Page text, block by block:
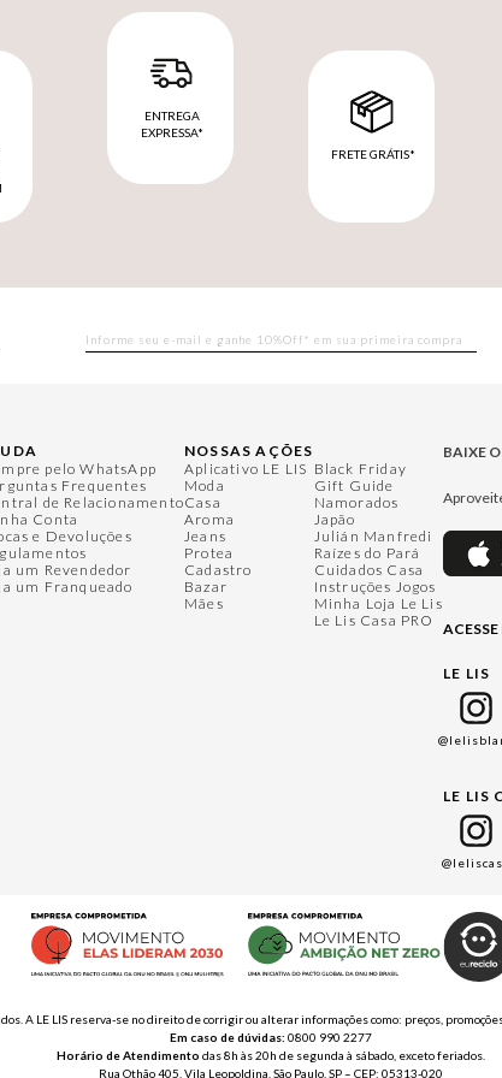
ENTREGA
EXPRESSA*
FRETE GRÁTIS*
pelo WhatsApp
Frequentes
de Relacionamento
Conta
e Devoluções
um Revendedor
um Franqueado
NOSSAS AÇÕES
Aplicativo LE LIS
Moda
Casa
Aroma
Jeans
Protea
Cadastro
Bazar
Mães
Black Friday
Gift Guide
Namorados
Japão
Julián Manfredi
Raízes do Pará
Cuidados Casa
Instruções Jogos
Minha Loja Le Lis
Le Lis Casa PRO
BAIXE
LE LIS
LE LIS
A LE LIS reserva-se no direito de corrigir ou alterar informações como: preços,
Em caso de dúvidas: 0800 990 2277
Horário de Atendimento das 8h às 20h de segunda à sábado, exceto feriados.
Rua Othão 405, Vila Leopoldina, São Paulo, SP – CEP: 05313-020